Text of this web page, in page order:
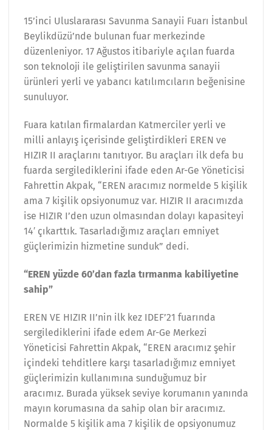
15’inci Uluslararası Savunma Sanayii Fuarı İstanbul
Beylikdüzü’nde bulunan fuar merkezinde
düzenleniyor. 17 Ağustos itibariyle açılan fuarda
son teknoloji ile geliştirilen savunma sanayii
ürünleri yerli ve yabancı katılımcıların beğenisine
sunuluyor.
Fuara katılan firmalardan Katmerciler yerli ve
milli anlayış içerisinde geliştirdikleri EREN ve
HIZIR II araçlarını tanıtıyor. Bu araçları ilk defa bu
fuarda sergilediklerini ifade eden Ar-Ge Yöneticisi
Fahrettin Akpak, “EREN aracımız normelde 5 kişilik
ama 7 kişilik opsiyonumuz var. HIZIR II aracımızda
ise HIZIR I’den uzun olmasından dolayı kapasiteyi
14′ çıkarttık. Tasarladığımız araçları emniyet
güçlerimizin hizmetine sunduk” dedi.
“EREN yüzde 60’dan fazla tırmanma kabiliyetine
sahip”
EREN VE HIZIR II’nin ilk kez IDEF’21 fuarında
sergilediklerini ifade edem Ar-Ge Merkezi
Yöneticisi Fahrettin Akpak, “EREN aracımız şehir
içindeki tehditlere karşı tasarladığımız emniyet
güçlerimizin kullanımına sunduğumuz bir
aracımız. Burada yüksek seviye korumanın yanında
mayın korumasına da sahip olan bir aracımız.
Normalde 5 kişilik ama 7 kişilik de opsiyonumuz